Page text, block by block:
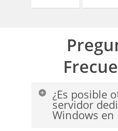
¿Es posible
servidor
Windows en